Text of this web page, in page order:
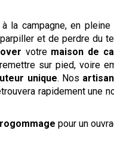
campagne, en
et de perdre du
votre maison de
sur pied, voire
unique. Nos
rapidement une
pour un